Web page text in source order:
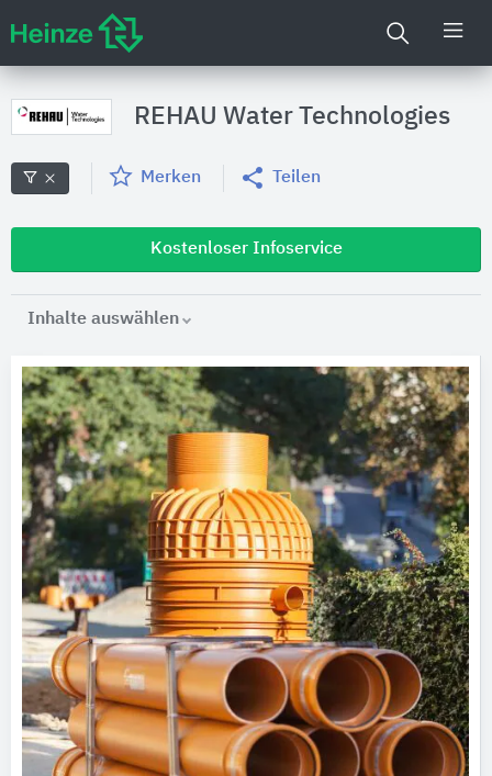
REHAU Water Technologies
Merken Teilen
Kostenloser Infoservice
Inhalte auswählen